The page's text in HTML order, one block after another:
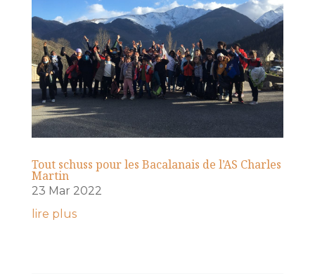
Tout schuss pour les Bacalanais de l’AS Charles
Martin
23 Mar 2022
lire plus